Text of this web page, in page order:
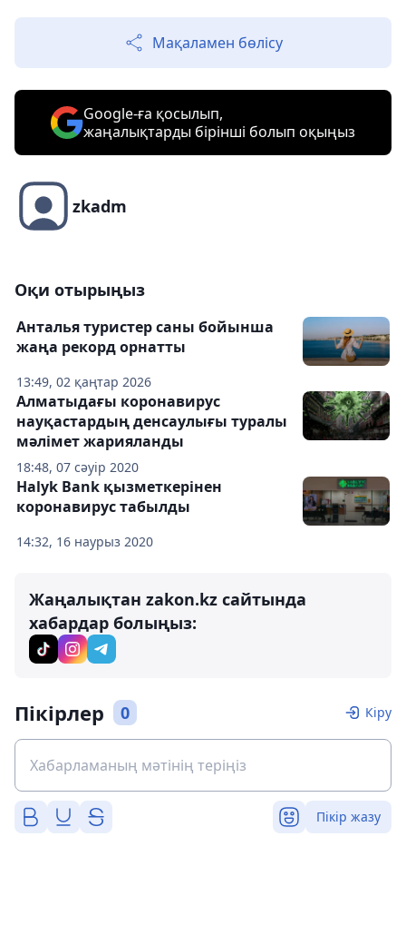
Мақаламен бөлісу
Google-ға қосылып,
жаңалықтарды бірінші болып оқыңыз
zkadm
Оқи отырыңыз
13:49, 02 қаңтар 2026
Анталья туристер саны бойынша
жаңа рекорд орнатты
18:48, 07 сәуір 2020
Алматыдағы коронавирус
науқастардың денсаулығы туралы
мәлімет жарияланды
14:32, 16 наурыз 2020
Halyk Bank қызметкерінен
коронавирус табылды
Жаңалықтан zakon.kz сайтында
хабардар болыңыз:
Пікірлер 0 Кіру
Пікір жазу